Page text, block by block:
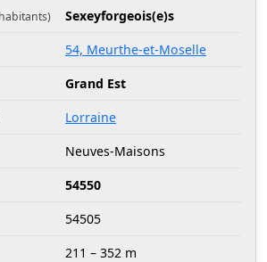
Sexeyforgeois(e)s
54, Meurthe-et-Moselle
Grand Est
Lorraine
Neuves-Maisons
54550
54505
211 – 352 m